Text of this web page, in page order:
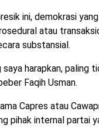
ini, demokrasi
atau
substansial.
saya harapkan, paling
Faqih Usman.
Capres atau
pihak internal partai